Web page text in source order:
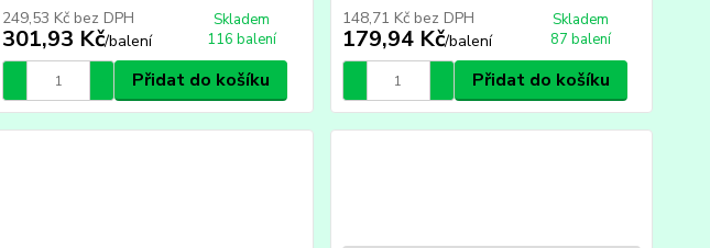
301,93 Kč/balení
249,53 Kč bez DPH
Skladem
116 balení
Přidat do košíku
179,94 Kč/balení
148,71 Kč bez DPH
Skladem
87 balení
Přidat do košíku